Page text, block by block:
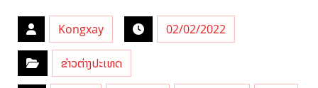
Kongxay 02/02/2022
ຂ່າວຕ່າງປະເທດ